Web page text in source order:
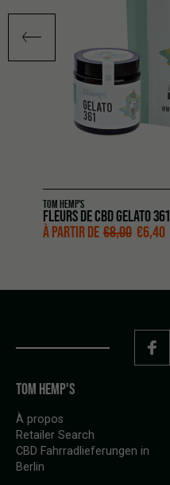
TOM HEMP'S
FLEURS DE CBD GELATO 361
À PARTIR DE €8,00 €6,40
TOM HEMP'S
À propos
Retailer Search
CBD Fahrradlieferungen in
Berlin